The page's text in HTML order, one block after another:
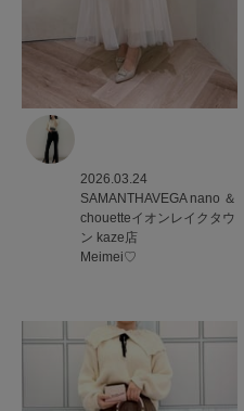
2026.03.24
SAMANTHAVEGA nano ＆
chouetteイオンレイクタウ
ン kaze店
Meimei♡